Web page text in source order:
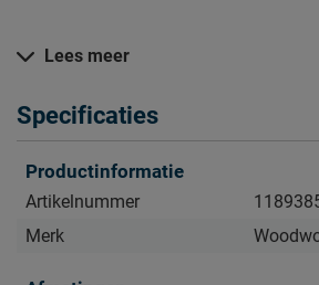
Zo blijft Halfhoogslaper Billie lang
zien.
Lees meer
Specificaties
Productinformatie
Artikelnummer
Merk